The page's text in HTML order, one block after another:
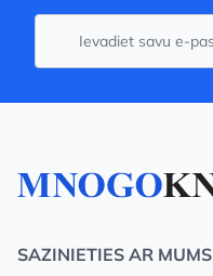
SAZINIETIES AR MUMS